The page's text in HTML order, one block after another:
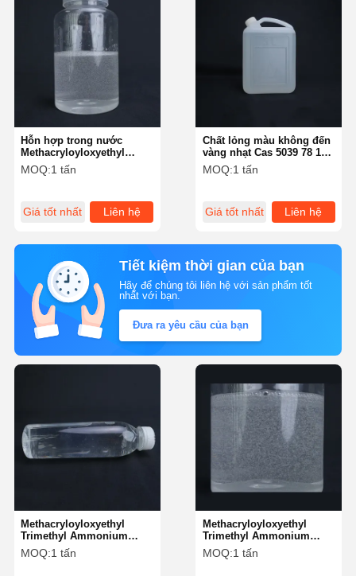
Hỗn hợp trong nước
Methacryloyloxyethyl
Trimethyl Ammonium
Chloride ổn định ở nhiệt
MOQ:1 tấn
Giá tốt nhất Liên hệ
Chất lỏng màu không đến
vàng nhạt Cas 5039 78 1
ổn định trong môi trường
xung quanh
MOQ:1 tấn
Giá tốt nhất Liên hệ
Tiết kiệm thời gian của bạn
Hãy để chúng tôi liên hệ với sản phẩm tốt
nhất với bạn.
Đưa ra yêu cầu của bạn
Methacryloyloxyethyl
Trimethyl Ammonium
Chloride với chất lỏng
không màu đến màu vàng
MOQ:1 tấn
Methacryloyloxyethyl
Trimethyl Ammonium
Chloride cho xử lý nước
thải và da
MOQ:1 tấn